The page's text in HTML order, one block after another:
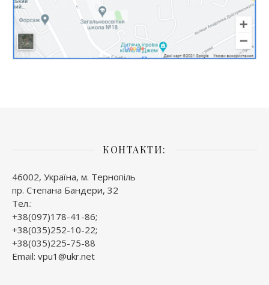
КОНТАКТИ:
46002, Україна, м. Тернопіль
пр. Степана Бандери, 32
Тел.:
+38(097)178-41-86;
+38(035)252-10-22;
+38(035)225-75-88
Email: vpu1@ukr.net